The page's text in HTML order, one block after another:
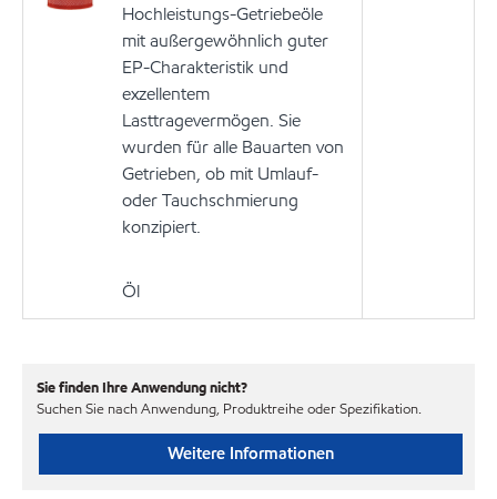
Hochleistungs-Getriebeöle
mit außergewöhnlich guter
EP-Charakteristik und
exzellentem
Lasttragevermögen. Sie
wurden für alle Bauarten von
Getrieben, ob mit Umlauf-
oder Tauchschmierung
konzipiert.
Öl
Sie finden Ihre Anwendung nicht?
Suchen Sie nach Anwendung, Produktreihe oder Spezifikation.
Weitere Informationen